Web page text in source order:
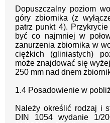
Dopuszczalny poziom
góry zbiornika (z
patrz punkt 4).
być co najmniej w
zanurzenia zbiornika w
ciężkich (gliniastych)
może znajdować się
250 mm nad dnem
1.4 Posadowienie w
Należy określić rodzaj i
DIN 1054 wydanie 1/